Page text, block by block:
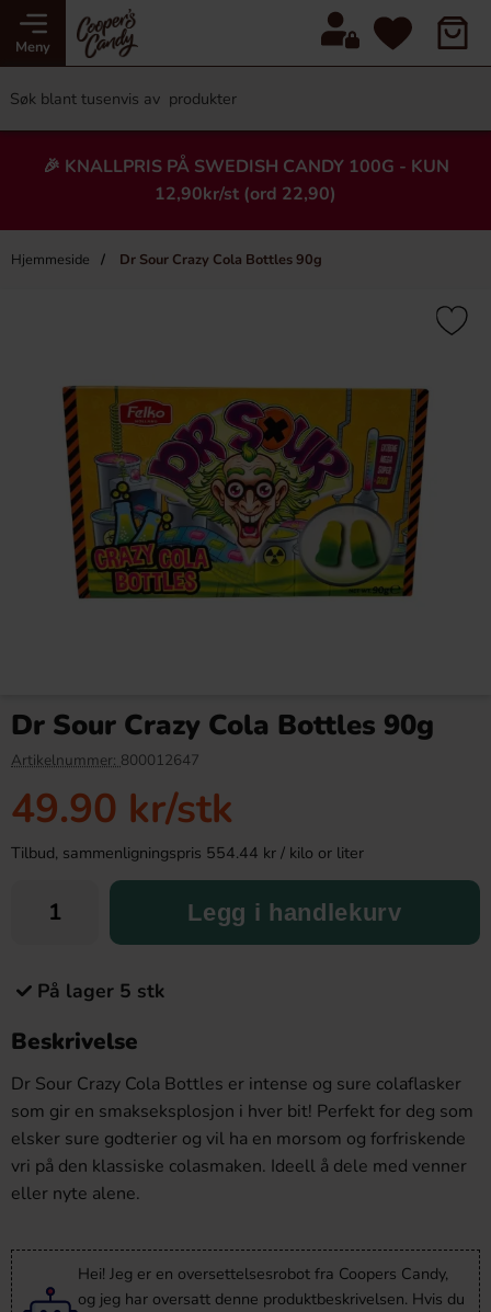
Meny
🎉 KNALLPRIS PÅ SWEDISH CANDY 100G - KUN
12,90kr/st (ord 22,90)
Hjemmeside Dr Sour Crazy Cola Bottles 90g
×
-80%
06-12)
19.90 kr
Köp
Dr Sour Crazy Cola Bottles 90g
Artikelnummer: 800012647
49.90 kr/stk
Tilbud, sammenligningspris 554.44 kr / kilo or liter
Legg i handlekurv
På lager 5 stk
Beskrivelse
Dr Sour Crazy Cola Bottles er intense og sure colaflasker
som gir en smakseksplosjon i hver bit! Perfekt for deg som
elsker sure godterier og vil ha en morsom og forfriskende
vri på den klassiske colasmaken. Ideell å dele med venner
eller nyte alene.
Hei! Jeg er en oversettelsesrobot fra Coopers Candy,
og jeg har oversatt denne produktbeskrivelsen. Hvis du